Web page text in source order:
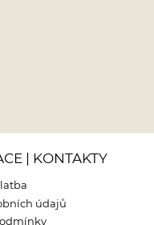
| KONTAKTY
údajů